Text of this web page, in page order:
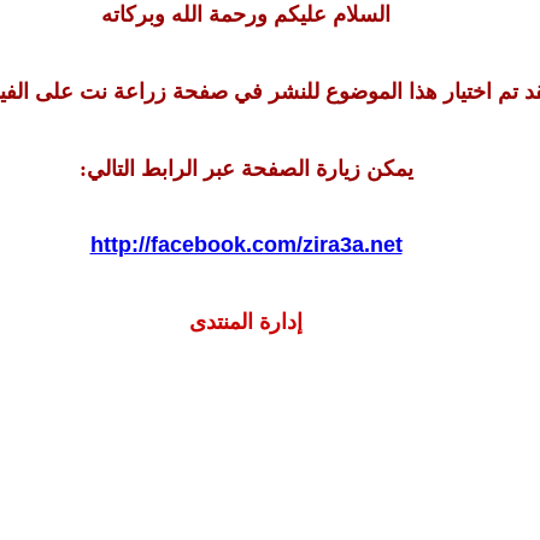
السلام عليكم ورحمة الله وبركاته
تم اختيار هذا الموضوع للنشر في صفحة زراعة نت على
يمكن زيارة الصفحة عبر الرابط التالي:
http://facebook.com/zira3a.net
إدارة المنتدى